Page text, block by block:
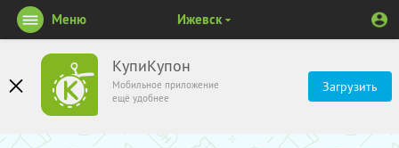
КупиКупон
Мобильное приложение
ещё удобнее
Загрузить
Меню Ижевск